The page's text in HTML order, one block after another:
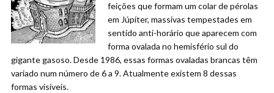
feições que formam um colar de pérolas
em Júpíter, massivas tempestades em
sentido anti-horário que aparecem com
forma ovalada no hemisfério sul do
gigante gasoso. Desde 1986, essas formas ovaladas brancas têm
variado num número de 6 a 9. Atualmente existem 8 dessas
formas visíveis.